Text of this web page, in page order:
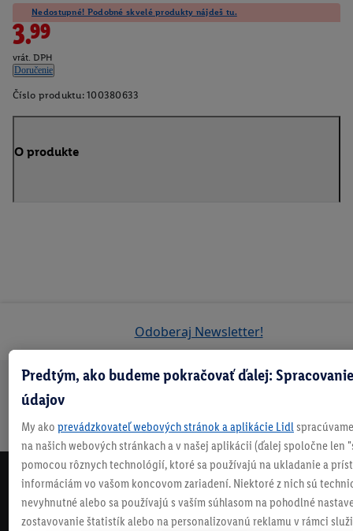
Nedostupné! Podobné skvelé produkty nájdeš tu.
3.99
vrát. DPH
Doručenie
Číslo produktu: 100380633
O produkte
Odoberaj Newsletter!
Doprava
nad 70 €¹
niečo nové
NEWSLETTER
NEZMEŠKAJ NAŠE AKCIE!
Predtým, ako budeme pokračovať ďalej:
údajov
My ako prevádzkovateľ webových stránok a aplikácie Lidl
na našich webových stránkach a v našej aplikácii (ďalej spoločne len
pomocou rôznych technológií, ktoré sa používajú na ukladanie a
informáciám vo vašom koncovom zariadení. Niektoré z nich sú
nevyhnutné alebo sa používajú s vaším súhlasom na pohodlné
zostavovanie štatistík alebo na personalizovanú reklamu v rámci